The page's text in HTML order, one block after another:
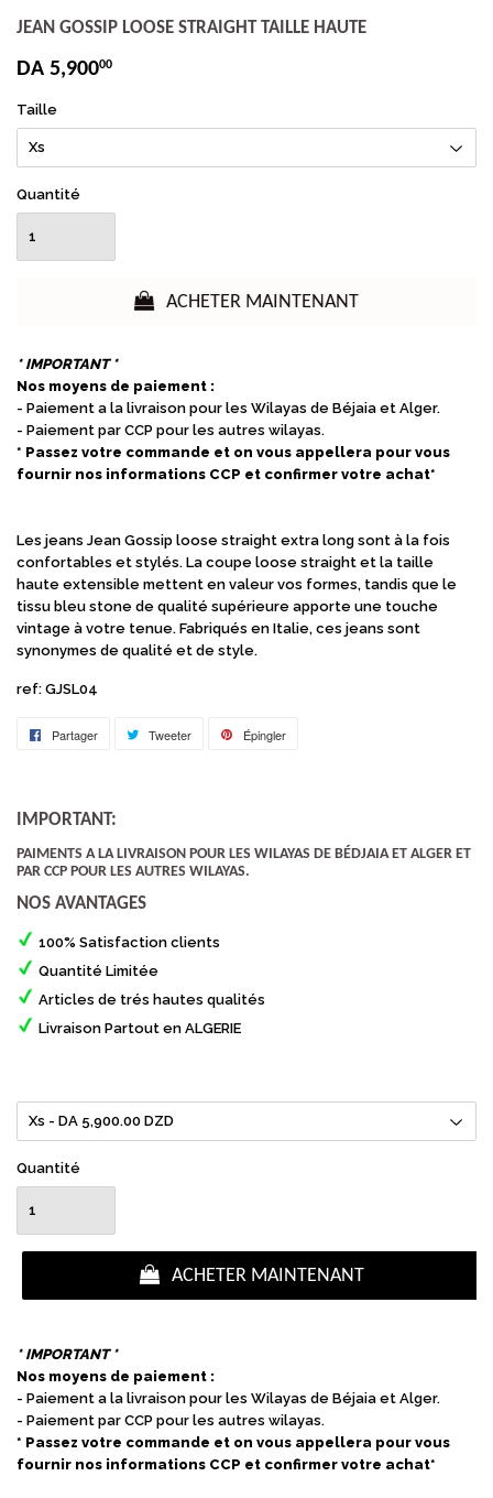
JEAN GOSSIP LOOSE STRAIGHT TAILLE HAUTE
DA 5,90000
Taille
Quantité
ACHETER MAINTENANT
* IMPORTANT *
Nos moyens de paiement :
- Paiement a la livraison pour les Wilayas de Béjaia et Alger.
- Paiement par CCP pour les autres wilayas.
* Passez votre commande et on vous appellera pour vous
fournir nos informations CCP et confirmer votre achat*
Les jeans Jean Gossip loose straight extra long sont à la fois
confortables et stylés. La coupe loose straight et la taille
haute extensible mettent en valeur vos formes, tandis que le
tissu bleu stone de qualité supérieure apporte une touche
vintage à votre tenue. Fabriqués en Italie, ces jeans sont
synonymes de qualité et de style.
ref: GJSL04
Partager
PartagerTweeter
TweeterÉpingler
IMPORTANT:
PAIMENTS A LA LIVRAISON POUR LES WILAYAS DE BÉDJAIA ET ALGER ET
PAR CCP POUR LES AUTRES WILAYAS.
NOS AVANTAGES
100% Satisfaction clients
Quantité Limitée
Articles de trés hautes qualités
Livraison Partout en ALGERIE
Quantité
ACHETER MAINTENANT
* IMPORTANT *
Nos moyens de paiement :
- Paiement a la livraison pour les Wilayas de Béjaia et Alger.
- Paiement par CCP pour les autres wilayas.
* Passez votre commande et on vous appellera pour vous
fournir nos informations CCP et confirmer votre achat*